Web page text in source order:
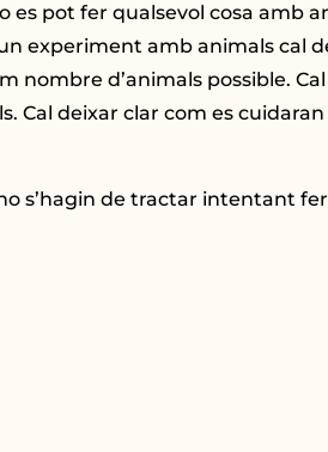
es pot fer qualsevol cosa amb
experiment amb animals cal
nombre d’animals possible. Cal
Cal deixar clar com es cuidaran
s’hagin de tractar intentant